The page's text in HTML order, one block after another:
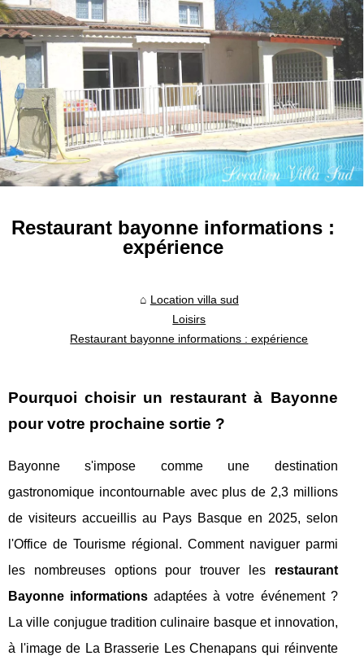
Restaurant bayonne informations :
expérience
Location villa sud
Loisirs
Restaurant bayonne informations : expérience
Pourquoi choisir un restaurant à Bayonne
pour votre prochaine sortie ?
Bayonne s'impose comme une destination
gastronomique incontournable avec plus de 2,3 millions
de visiteurs accueillis au Pays Basque en 2025, selon
l'Office de Tourisme régional. Comment naviguer parmi
les nombreuses options pour trouver les restaurant
Bayonne informations adaptées à votre événement ?
La ville conjugue tradition culinaire basque et innovation,
à l'image de La Brasserie Les Chenapans qui réinvente